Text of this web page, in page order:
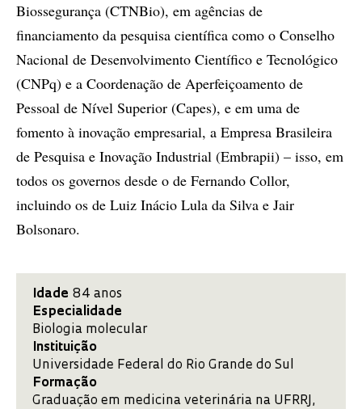
Biossegurança (CTNBio), em agências de
financiamento da pesquisa científica como o Conselho
Nacional de Desenvolvimento Científico e Tecnológico
(CNPq) e a Coordenação de Aperfeiçoamento de
Pessoal de Nível Superior (Capes), e em uma de
fomento à inovação empresarial, a Empresa Brasileira
de Pesquisa e Inovação Industrial (Embrapii) – isso, em
todos os governos desde o de Fernando Collor,
incluindo os de Luiz Inácio Lula da Silva e Jair
Bolsonaro.
Idade 84 anos
Especialidade
Biologia molecular
Instituição
Universidade Federal do Rio Grande do Sul
Formação
Graduação em medicina veterinária na UFRRJ,